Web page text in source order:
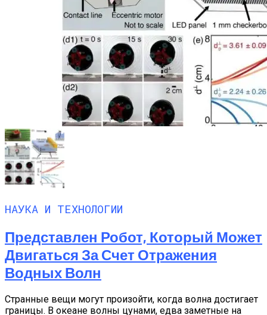
НАУКА И ТЕХНОЛОГИИ
Представлен Робот, Который Может
Двигаться За Счет Отражения
Водных Волн
Странные вещи могут произойти, когда волна достигает
границы. В океане волны цунами, едва заметные на